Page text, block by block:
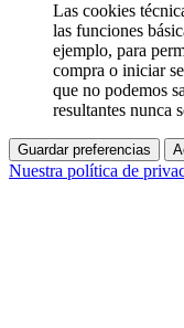
Las cookies
las funciones
ejemplo, para
compra o iniciar
que no podemos
resultantes nunca
Guardar preferencias
Nuestra política de